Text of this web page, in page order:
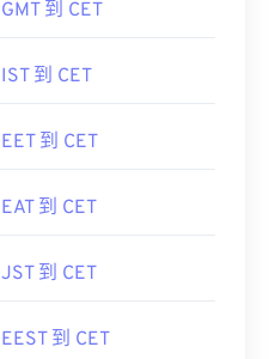
GMT 到 CET
IST 到 CET
EET 到 CET
EAT 到 CET
JST 到 CET
EEST 到 CET